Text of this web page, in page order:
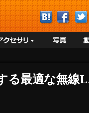
る最適な無線